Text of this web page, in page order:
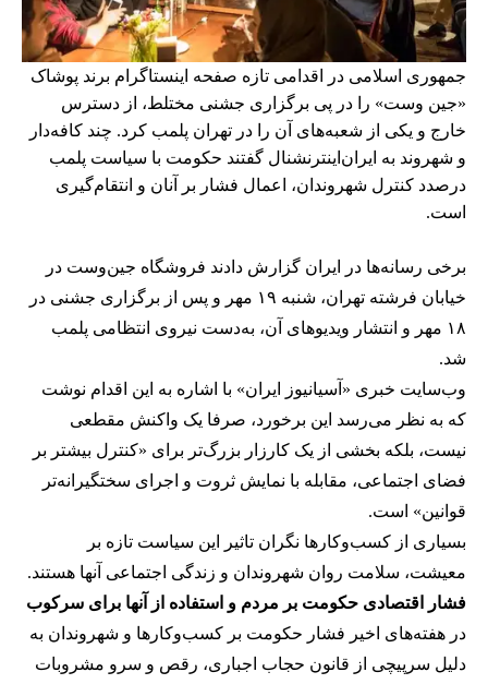
جمهوری اسلامی در اقدامی تازه صفحه اینستاگرام برند پوشاک
«جین وست» را در پی برگزاری جشنی مختلط، از دسترس
خارج و یکی از شعبه‌های آن را در تهران پلمب کرد. چند کافه‌‌دار
و شهروند به ایران‌اینترنشنال گفتند حکومت با سیاست پلمب
درصدد کنترل شهروندان، اعمال فشار بر آنان و انتقام‌گیری
است.
برخی رسانه‌ها در ایران گزارش دادند فروشگاه جین‌وست در
خیابان فرشته تهران، شنبه ۱۹ مهر و پس از برگزاری جشنی در
۱۸ مهر و انتشار ویدیوهای آن، به‌دست نیروی انتظامی پلمب
شد.
وب‌سایت خبری «آسیانیوز ایران» با اشاره به این اقدام نوشت
که به نظر می‌رسد این برخورد، صرفا یک واکنش مقطعی
نیست، بلکه بخشی از یک کارزار بزرگ‌تر برای «کنترل بیشتر بر
فضای اجتماعی، مقابله با نمایش ثروت و اجرای سختگیرانه‌تر
قوانین» است.
بسیاری از کسب‌وکارها نگران تاثیر این سیاست‌ تازه بر
معیشت، سلامت روان شهروندان و زندگی اجتماعی آنها هستند.
فشار اقتصادی حکومت بر مردم و استفاده از آنها برای سرکوب
در هفته‌های اخیر فشار حکومت بر کسب‌وکارها و شهروندان به
دلیل سرپیچی از قانون حجاب اجباری، رقص و سرو مشروبات